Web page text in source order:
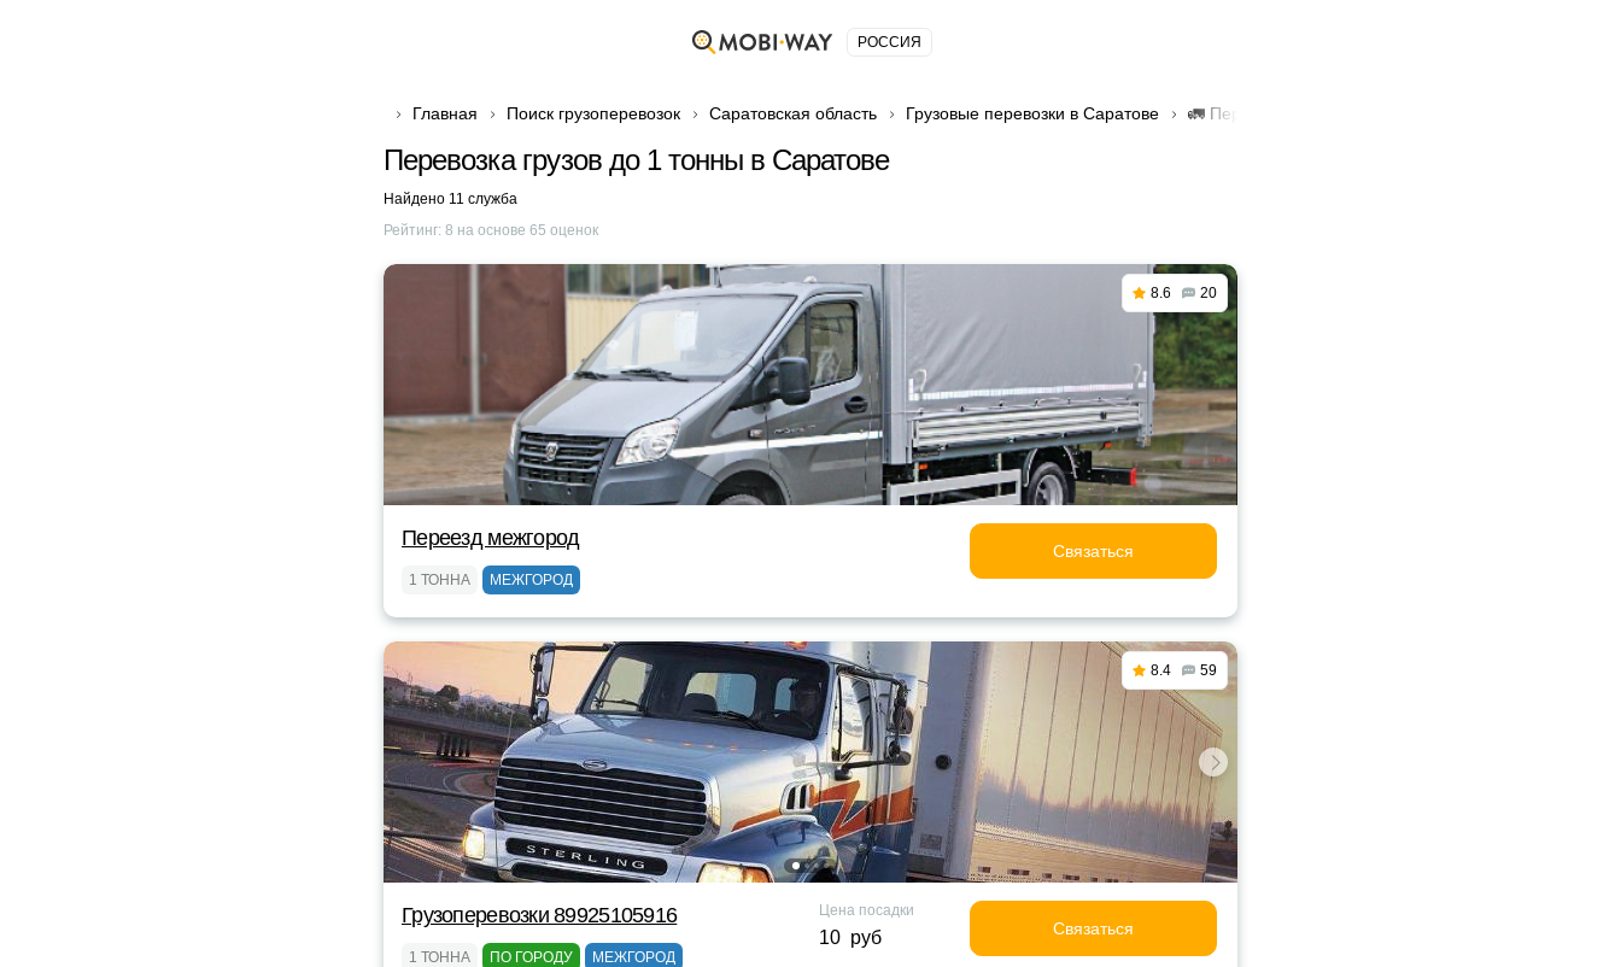
РОССИЯ
Главная Поиск грузоперевозок Саратовская область Грузовые перевозки в Саратове 🚛 Перевозка грузов до 1 тонны в Саратове
Перевозка грузов до 1 тонны в Саратове
Найдено 11 служба
Рейтинг: 8 на основе 65 оценок
8.6 20
Переезд межгород
1 ТОННА МЕЖГОРОД
Связаться
8.4 59
Грузоперевозки 89925105916
1 ТОННА ПО ГОРОДУ МЕЖГОРОД
Цена посадки
10 руб Связаться